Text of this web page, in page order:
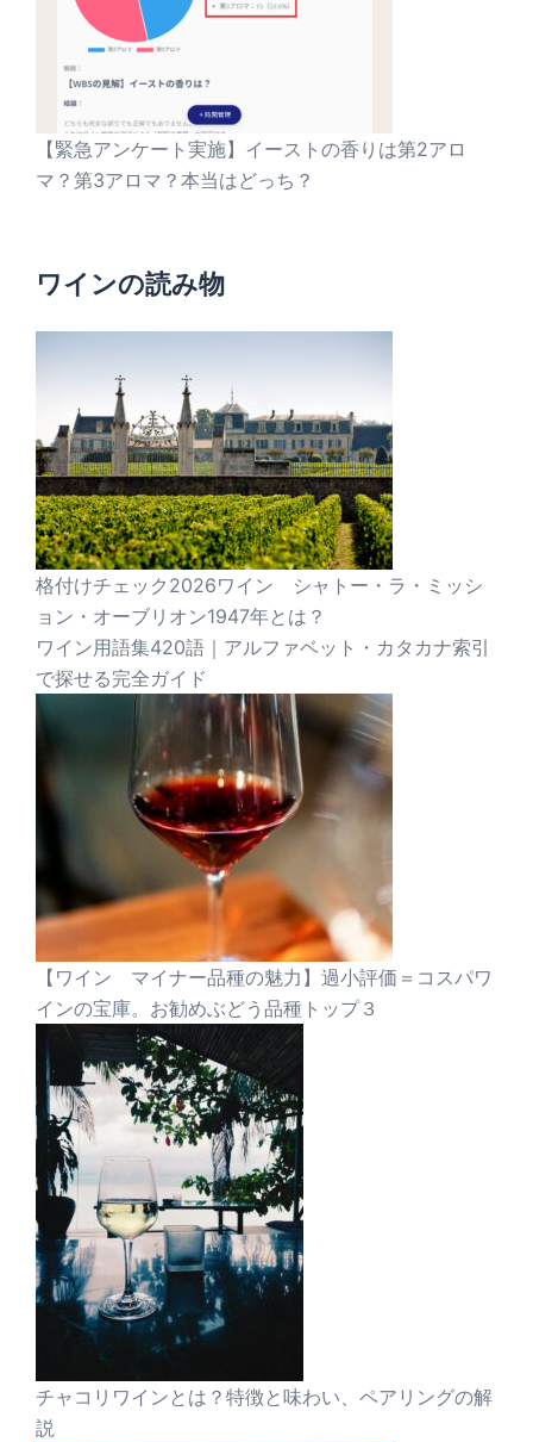
【緊急アンケート実施】イーストの香りは第2アロ
マ？第3アロマ？本当はどっち？
ワインの読み物
格付けチェック2026ワイン シャトー・ラ・ミッシ
ョン・オーブリオン1947年とは？
ワイン用語集420語｜アルファベット・カタカナ索引
で探せる完全ガイド
【ワイン マイナー品種の魅力】過小評価＝コスパワ
インの宝庫。お勧めぶどう品種トップ３
チャコリワインとは？特徴と味わい、ペアリングの解
説